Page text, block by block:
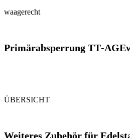
waagerecht
Primär­absperrung
ÜBERSICHT
Weiteres Zubehör für